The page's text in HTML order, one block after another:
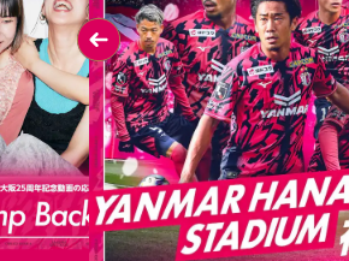
もっと試合が楽しめるお役
試合の見どころ・データ